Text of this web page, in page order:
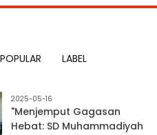
POPULAR LABEL
2025-05-16
"Menjemput Gagasan
Hebat: SD Muhammadiyah